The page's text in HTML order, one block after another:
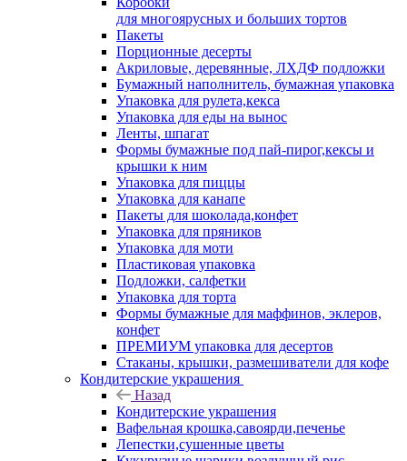
для многоярусных и больших тортов
Пакеты
Порционные десерты
Акриловые, деревянные, ЛХДФ подложки
Бумажный наполнитель, бумажная упаковка
Упаковка для рулета,кекса
Упаковка для еды на вынос
Ленты, шпагат
Формы бумажные под пай-пирог,кексы и
крышки к ним
Упаковка для пиццы
Упаковка для канапе
Пакеты для шоколада,конфет
Упаковка для пряников
Упаковка для моти
Пластиковая упаковка
Подложки, салфетки
Упаковка для торта
Формы бумажные для маффинов, эклеров,
конфет
ПРЕМИУМ упаковка для десертов
Стаканы, крышки, размешиватели для кофе
Кондитерские украшения
Назад
Кондитерские украшения
Вафельная крошка,савоярди,печенье
Лепестки,сушенные цветы